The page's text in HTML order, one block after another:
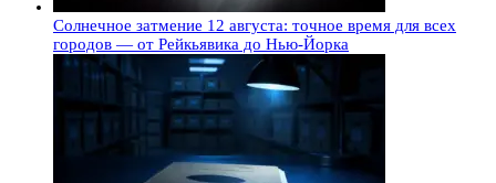
Солнечное затмение 12 августа: точное время для всех
городов — от Рейкьявика до Нью-Йорка